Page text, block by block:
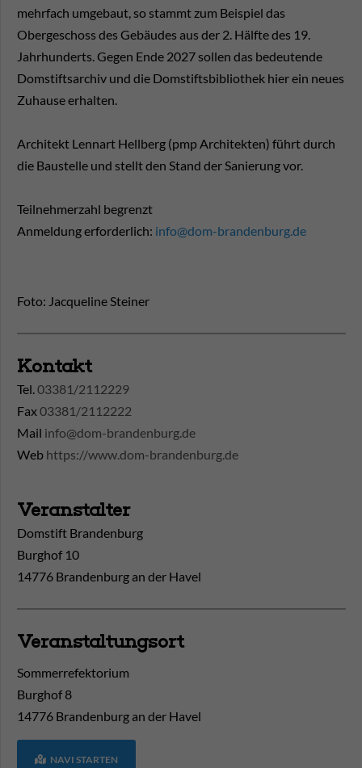
mehrfach umgebaut, so stammt zum Beispiel das
Obergeschoss des Gebäudes aus der 2. Hälfte des 19.
Jahrhunderts. Gegen Ende 2027 sollen das bedeutende
Domstiftsarchiv und die Domstiftsbibliothek hier ein neues
Zuhause erhalten.
Architekt Lennart Hellberg (pmp Architekten) führt durch
die Baustelle und stellt den Stand der Sanierung vor.
Teilnehmerzahl begrenzt
Anmeldung erforderlich: info@dom-brandenburg.de
Foto: Jacqueline Steiner
Kontakt
Tel.03381/2112229
Fax03381/2112222
Mail info@dom-brandenburg.de
Web https://www.dom-brandenburg.de
Veranstalter
Domstift Brandenburg
Burghof 10
14776 Brandenburg an der Havel
Veranstaltungsort
Sommerrefektorium
Burghof 8
14776 Brandenburg an der Havel
NAVI STARTEN